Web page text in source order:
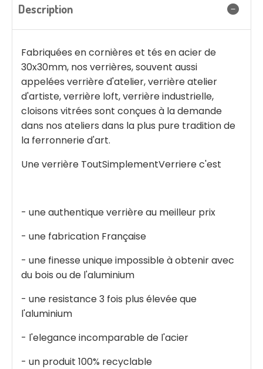
Description
Fabriquées en cornières et tés en acier de
30x30mm, nos verrières, souvent aussi
appelées verrière d'atelier, verrière atelier
d'artiste, verrière loft, verrière industrielle,
cloisons vitrées sont conçues à la demande
dans nos ateliers dans la plus pure tradition de
la ferronnerie d'art.
Une verrière ToutSimplementVerriere c'est
- une authentique verrière au meilleur prix
- une fabrication Française
- une finesse unique impossible à obtenir avec
du bois ou de l'aluminium
- une resistance 3 fois plus élevée que
l'aluminium
- l'elegance incomparable de l'acier
- un produit 100% recyclable